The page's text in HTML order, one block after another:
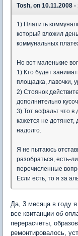
Tosh, on 10.11.2008 -
1) Платить
который вложил
коммунальных
Но вот маленькие
1) Кто будет
площадка, лавочки,
2) Стоянок
дополнительно
3) Тот асфальт что
кажется не дотянет,
надолго.
Я не пытаюсь
разобраться, есть-
перечисленные
Если есть, то я за
Да, 3 месяца в году
все квитанции об
перерасчеты,
ремонтировалось,